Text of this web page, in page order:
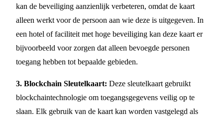
kan de beveiliging aanzienlijk verbeteren, omdat de kaart
alleen werkt voor de persoon aan wie deze is uitgegeven. In
een hotel of faciliteit met hoge beveiliging kan deze kaart er
bijvoorbeeld voor zorgen dat alleen bevoegde personen
toegang hebben tot bepaalde gebieden.
3. Blockchain Sleutelkaart: Deze sleutelkaart gebruikt
blockchaintechnologie om toegangsgegevens veilig op te
slaan. Elk gebruik van de kaart kan worden vastgelegd als